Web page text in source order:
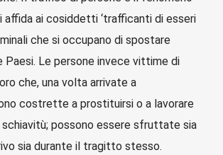
affida ai cosiddetti ‘trafficanti di esseri
che si occupano di spostare
Paesi. Le persone invece vittime di
che, una volta arrivate a
costrette a prostituirsi o a lavorare
schiavitù; possono essere sfruttate sia
sia durante il tragitto stesso.